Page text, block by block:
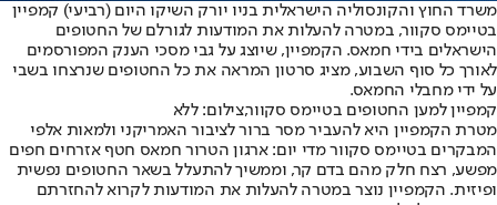
משרד החוץ והקונסוליה הישראלית בניו יורק השיקו היום (רביעי) קמפיין
בטיימס סקוור, במטרה להעלות את המודעות לגורלם של החטופים
הישראלים בידי חמאס. הקמפיין, שיוצג על גבי מסכי הענק המפורסמים
לאורך כל סוף השבוע, מציג סרטון המראה את כל החטופים שנרצחו בשבי
על ידי מחבלי החמאס.
קמפיין למען החטופים בטיימס סקוור,צילום: ללא
מטרת הקמפיין היא להעביר מסר ברור לציבור האמריקני ולמאות אלפי
המבקרים בטיימס סקוור מדי יום: ארגון הטרור חמאס חטף אזרחים חפים
מפשע, רצח חלק מהם בדם קר, וממשיך להתעלל בשאר החטופים נפשית
ופיזית. הקמפיין נוצר במטרה להעלות את המודעות לקרוא להחזרתם